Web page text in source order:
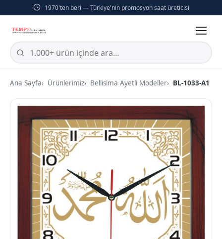
1970'ten beri — Türkiye'nin promosyon saat üreticisi
Ana Sayfa Ürünlerimiz Bellisima Ayetli Modeller BL-1033-A1